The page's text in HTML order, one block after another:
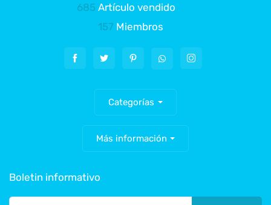
685 Artículo vendido
157 Miembros
Categorías
Más información
Boletin informativo